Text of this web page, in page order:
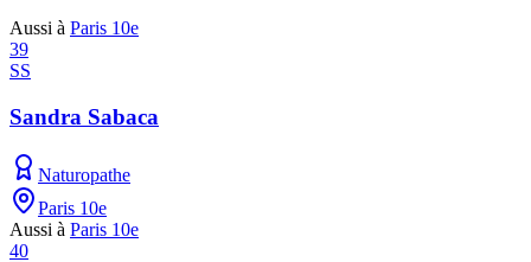
Aussi à Paris 10e
39
SS
Sandra Sabaca
Naturopathe
Paris 10e
Aussi à Paris 10e
40